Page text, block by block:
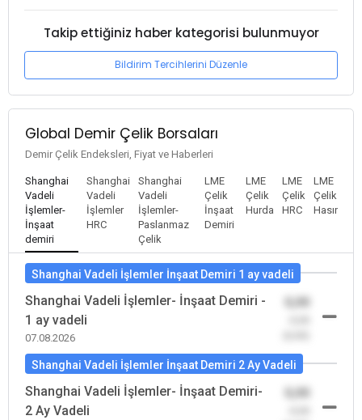
Takip ettiğiniz haber kategorisi bulunmuyor
Bildirim Tercihlerini Düzenle
Global Demir Çelik Borsaları
Demir Çelik Endeksleri, Fiyat ve Haberleri
Shanghai
Vadeli
İşlemler-
İnşaat
demiri
Shanghai
Vadeli
İşlemler
HRC
Shanghai
Vadeli
İşlemler-
Paslanmaz
Çelik
LME
Çelik
İnşaat
Demiri
LME
Çelik
Hurda
LME
Çelik
HRC
LME
Çelik
Hasır
Shanghai Vadeli İşlemler İnşaat Demiri 1 ay vadeli
Shanghai Vadeli İşlemler- İnşaat Demiri -
1 ay vadeli
07.08.2026
Shanghai Vadeli İşlemler İnşaat Demiri 2 Ay Vadeli
Shanghai Vadeli İşlemler- İnşaat Demiri-
2 Ay Vadeli